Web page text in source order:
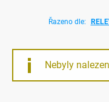
Řazeno dle:
Nebyly